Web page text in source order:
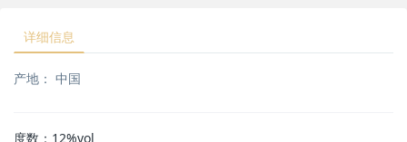
详细信息
产地： 中国
度数：12%vol